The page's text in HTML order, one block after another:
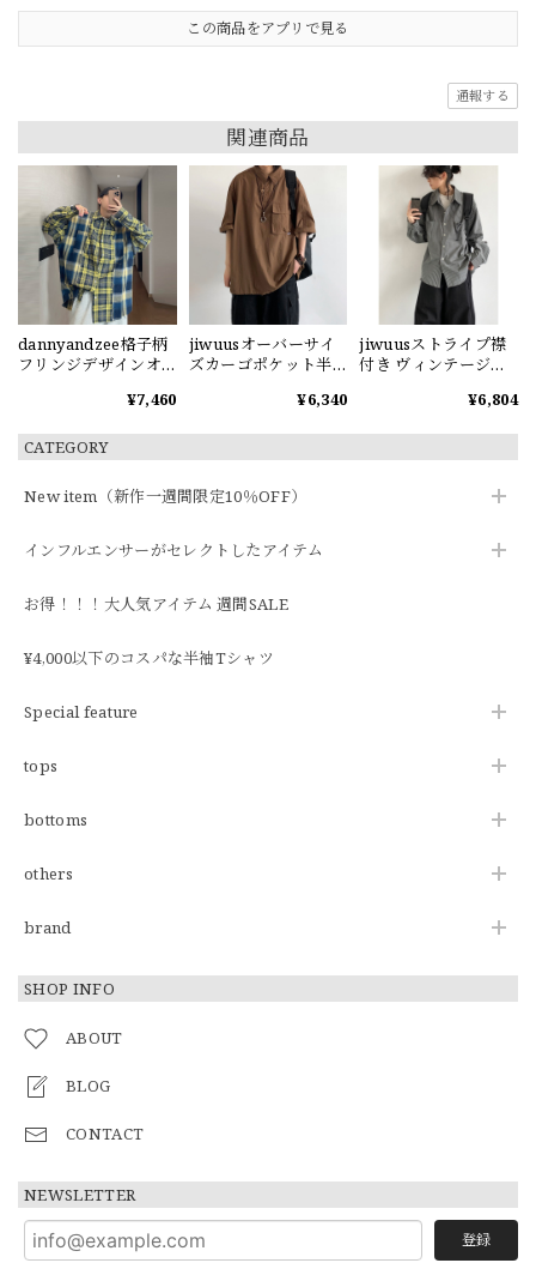
CATEGORY
New item（新作一週間限定10％OFF）
インフルエンサーがセレクトしたアイテム
お得！！！大人気アイテム 週間SALE
¥4,000以下のコスパな半袖Tシャツ
Special feature
tops
bottoms
others
brand
SHOP INFO
ABOUT
BLOG
CONTACT
NEWSLETTER
登録
この商品をアプリで見る
通報する
関連商品
dannyandzee格子柄
フリンジデザインオ
¥7,460
jiwuusオーバーサイ
ズカーゴポケット半
¥6,340
jiwuusストライプ襟
付き ヴィンテージ長
¥6,804